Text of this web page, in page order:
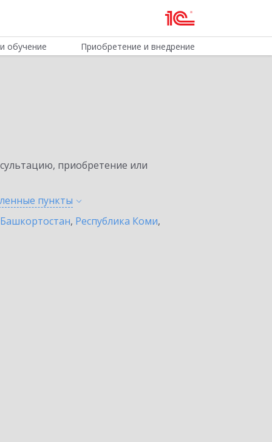
обучение Приобретение и внедрение
приобретение или
пункты
, Республика Коми,